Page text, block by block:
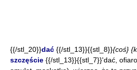
{{/stl_20}}dać {{/stl_13}}{{stl_8}}{coś}
szczęście {{/stl_13}}{{stl_7}}'dać,